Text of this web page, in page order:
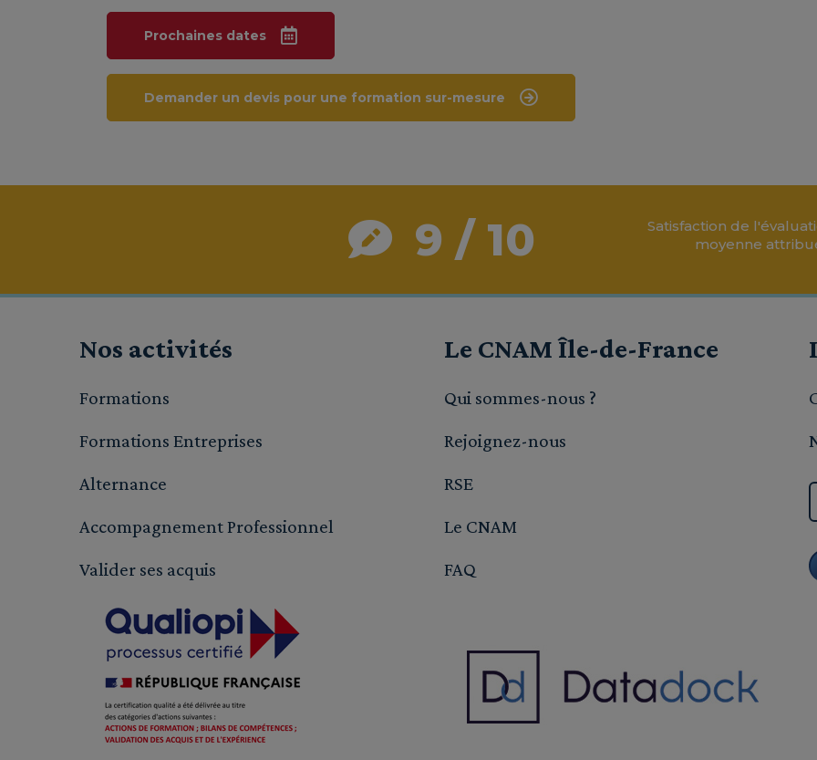
Prochaines dates
Demander un devis pour une formation sur-mesure
9 / 10
Satisfaction de
moyenne
Nos activités
Formations
Formations Entreprises
Alternance
Accompagnement Professionnel
Valider ses acquis
Le CNAM Île-de-France
Qui sommes-nous ?
Rejoignez-nous
RSE
Le CNAM
FAQ